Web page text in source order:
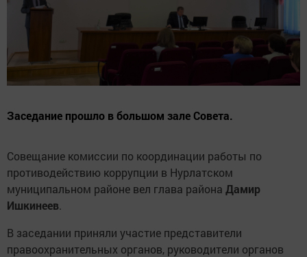
Заседание прошло в большом зале Совета.
Совещание комиссии по координации работы по
противодействию коррупции в Нурлатском
муниципальном районе вел глава района Дамир
Ишкинеев.
В заседании приняли участие представители
правоохранительных органов, руководители органов